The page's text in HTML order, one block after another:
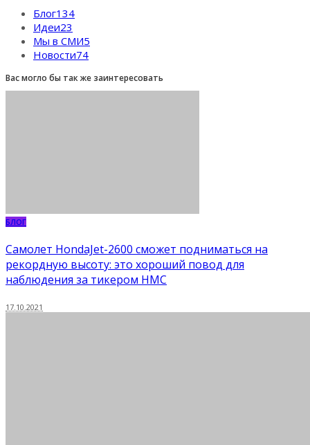
Блог134
Идеи23
Мы в СМИ5
Новости74
Вас могло бы так же заинтересовать
БЛОГ
Самолет HondaJet-2600 сможет подниматься на
рекордную высоту: это хороший повод для
наблюдения за тикером HMC
17.10.2021